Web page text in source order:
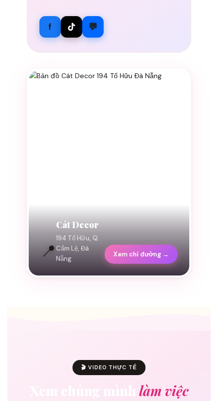
f 💬
📍
Cát Decor
194 Tố Hữu, Q.
Cẩm Lệ, Đà
Nẵng
Xem chỉ đường →
🎬 VIDEO THỰC TẾ
Xem chúng mình làm việc